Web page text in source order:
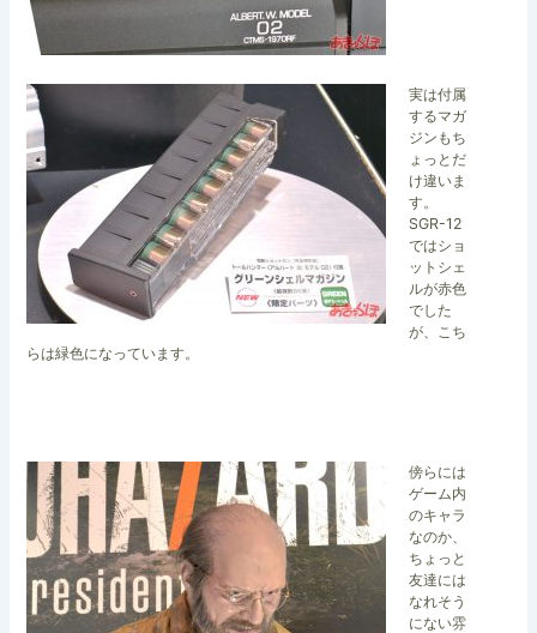
実は付属
するマガ
ジンもち
ょっとだ
け違いま
す。
SGR-12
ではショ
ットシェ
ルが赤色
でした
が、こち
らは緑色になっています。
傍らには
ゲーム内
のキャラ
なのか、
ちょっと
友達には
なれそう
にない雰